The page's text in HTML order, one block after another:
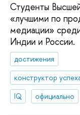
Студенты
«лучшими по
медиации»
Индии и России.
достижения
конструктор
IQ
официально